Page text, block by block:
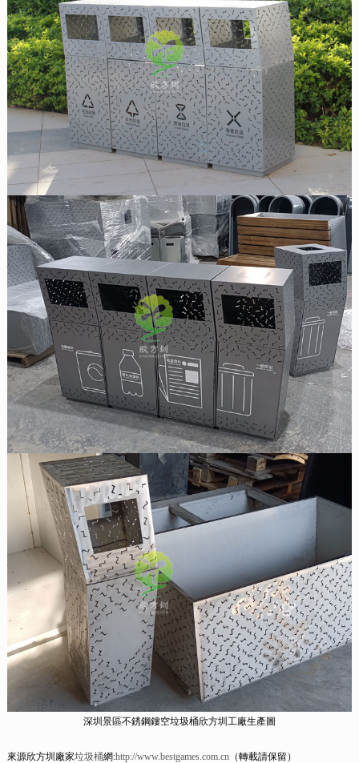
深圳景區不銹鋼鏤空垃圾桶欣方圳工廠生產圖
來源欣方圳廠家垃圾桶網:http://www.bestgames.com.cn（轉載請保留）